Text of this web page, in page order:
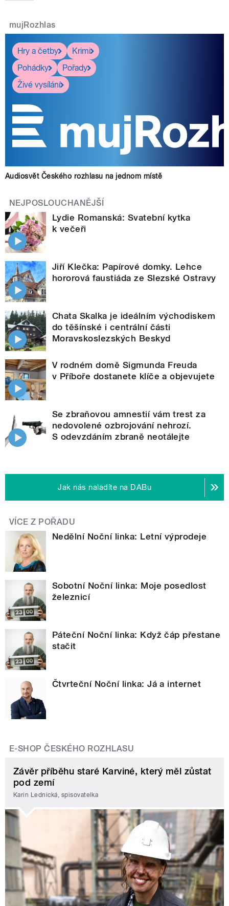
mujRozhlas
Hry a četby
Krimi
Pohádky
Pořady
Živé vysílání
Audiosvět Českého rozhlasu na jednom místě
NEJPOSLOUCHANĚJŠÍ
Lydie Romanská: Svatební kytka
k večeři
Jiří Klečka: Papírové domky. Lehce
hororová faustiáda ze Slezské Ostravy
Chata Skalka je ideálním východiskem
do těšínské i centrální části
Moravskoslezských Beskyd
V rodném domě Sigmunda Freuda
v Příboře dostanete klíče a objevujete
Se zbraňovou amnestií vám trest za
nedovolené ozbrojování nehrozí.
S odevzdáním zbraně neotálejte
Jak nás naladíte na DABu
VÍCE Z POŘADU
Nedělní Noční linka: Letní výprodeje
Sobotní Noční linka: Moje posedlost
železnicí
Páteční Noční linka: Když čáp přestane
stačit
Čtvrteční Noční linka: Já a internet
E-SHOP ČESKÉHO ROZHLASU
Závěr příběhu staré Karviné, který měl zůstat
pod zemí
Karin Lednická, spisovatelka